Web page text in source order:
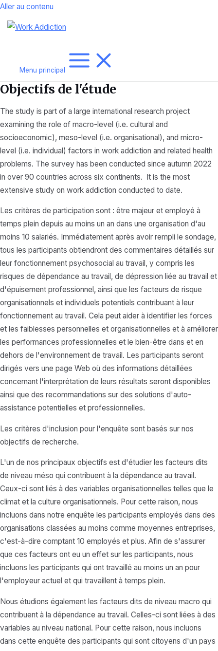
Aller au contenu
Menu principal
Objectifs de l'étude
The study is part of a large international research project
examining the role of macro-level (i.e. cultural and
socioeconomic), meso-level (i.e. organisational), and micro-
level (i.e. individual) factors in work addiction and related health
problems. The survey has been conducted since autumn 2022
in over 90 countries across six continents. It is the most
extensive study on work addiction conducted to date.
Les critères de participation sont : être majeur et employé à
temps plein depuis au moins un an dans une organisation d'au
moins 10 salariés. Immédiatement après avoir rempli le sondage,
tous les participants obtiendront des commentaires détaillés sur
leur fonctionnement psychosocial au travail, y compris les
risques de dépendance au travail, de dépression liée au travail et
d'épuisement professionnel, ainsi que les facteurs de risque
organisationnels et individuels potentiels contribuant à leur
fonctionnement au travail. Cela peut aider à identifier les forces
et les faiblesses personnelles et organisationnelles et à améliorer
les performances professionnelles et le bien-être dans et en
dehors de l'environnement de travail. Les participants seront
dirigés vers une page Web où des informations détaillées
concernant l'interprétation de leurs résultats seront disponibles
ainsi que des recommandations sur des solutions d'auto-
assistance potentielles et professionnelles.
Les critères d'inclusion pour l'enquête sont basés sur nos
objectifs de recherche.
L'un de nos principaux objectifs est d'étudier les facteurs dits
de niveau méso qui contribuent à la dépendance au travail.
Ceux-ci sont liés à des variables organisationnelles telles que le
climat et la culture organisationnels. Pour cette raison, nous
incluons dans notre enquête les participants employés dans des
organisations classées au moins comme moyennes entreprises,
c'est-à-dire comptant 10 employés et plus. Afin de s'assurer
que ces facteurs ont eu un effet sur les participants, nous
incluons les participants qui ont travaillé au moins un an pour
l'employeur actuel et qui travaillent à temps plein.
Nous étudions également les facteurs dits de niveau macro qui
contribuent à la dépendance au travail. Celles-ci sont liées à des
variables au niveau national. Pour cette raison, nous incluons
dans cette enquête des participants qui sont citoyens d'un pays